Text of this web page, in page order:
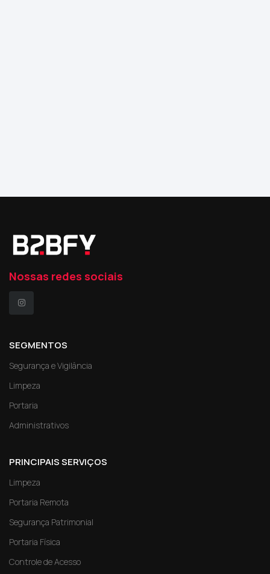
Nossas redes sociais
SEGMENTOS
Segurança e Vigilância
Limpeza
Portaria
Administrativos
PRINCIPAIS SERVIÇOS
Limpeza
Portaria Remota
Segurança Patrimonial
Portaria Física
Controle de Acesso